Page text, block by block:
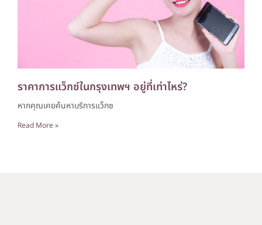
ราคาการแว็กซ์ในกรุงเทพฯ อยู่ที่เท่าไหร่?
หากคุณเคยค้นหาบริการแว็กซ
Read More »